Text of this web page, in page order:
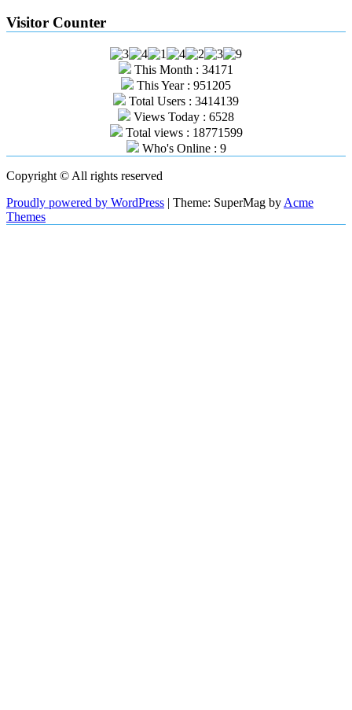
Visitor Counter
This Month : 34171
This Year : 951205
Total Users : 3414139
Views Today : 6528
Total views : 18771599
Who's Online : 9
Copyright © All rights reserved
Proudly powered by WordPress | Theme: SuperMag by Acme
Themes